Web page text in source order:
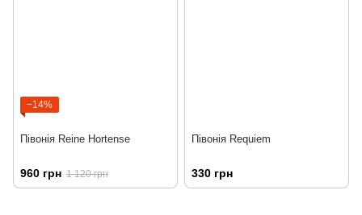
−14%
Півонія Reine Hortense
960 грн 1 120 грн
Півонія Requiem
330 грн